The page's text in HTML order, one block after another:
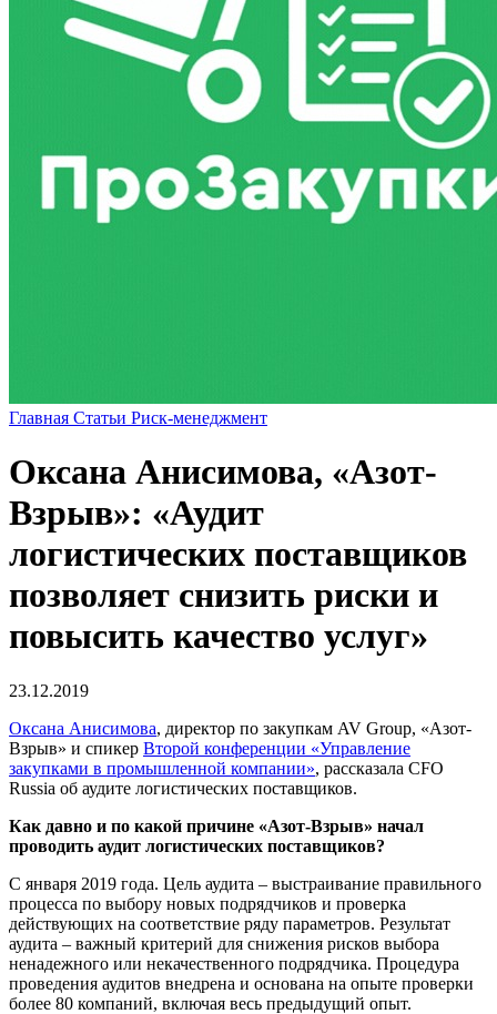
Главная Статьи Риск-менеджмент
Оксана Анисимова, «Азот-
Взрыв»: «Аудит
логистических поставщиков
позволяет снизить риски и
повысить качество услуг»
23.12.2019
Оксана Анисимова, директор по закупкам AV Group, «Азот-
Взрыв» и спикер Второй конференции «Управление
закупками в промышленной компании», рассказала CFO
Russia об аудите логистических поставщиков.
Как давно и по какой причине «Азот-Взрыв» начал
проводить аудит логистических поставщиков?
С января 2019 года. Цель аудита – выстраивание правильного
процесса по выбору новых подрядчиков и проверка
действующих на соответствие ряду параметров. Результат
аудита – важный критерий для снижения рисков выбора
ненадежного или некачественного подрядчика. Процедура
проведения аудитов внедрена и основана на опыте проверки
более 80 компаний, включая весь предыдущий опыт.